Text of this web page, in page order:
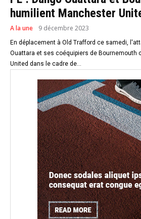
humilient Manchester
A la une 9 décembre 2023
En déplacement à Old Trafford ce samedi,
Ouattara et ses coéquipiers de Bournemouth
United dans le cadre de...